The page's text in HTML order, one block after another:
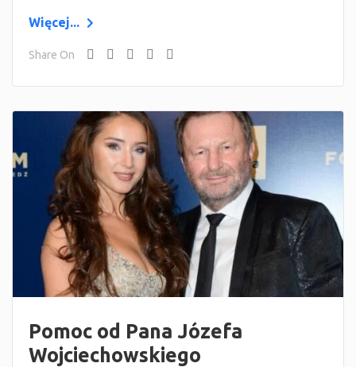
Więcej...
Share On
Pomoc od Pana Józefa
Wojciechowskiego